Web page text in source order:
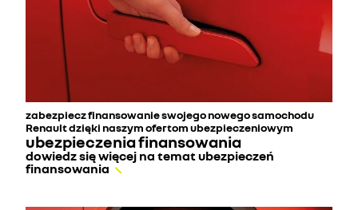
zabezpiecz finansowanie swojego nowego samochodu
Renault dzięki naszym ofertom ubezpieczeniowym
ubezpieczenia finansowania
dowiedz się więcej na temat ubezpieczeń
finansowania